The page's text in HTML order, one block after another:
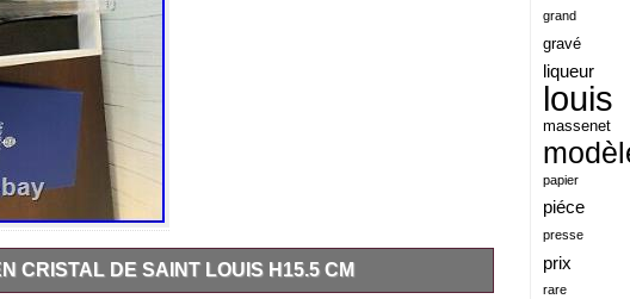
CRISTAL DE SAINT LOUIS H15.5 CM
apollo
applaudis
arch
architecture
ariel
armonica
arta
grand
gravé
liqueur
louis
massenet
papier
piéce
presse
prix
rare